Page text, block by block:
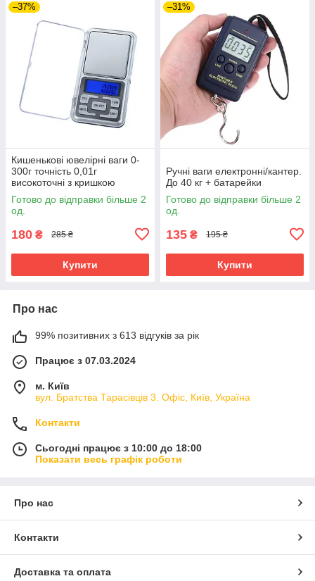
–37%
Кишенькові ювелірні ваги 0-
300г точність 0,01г
високоточні з кришкою
Готово до відправки більше 2
од.
180 ₴ 285 ₴
Купити
–31%
Ручні ваги електронні/кантер.
До 40 кг + батарейки
Готово до відправки більше 2
од.
135 ₴ 195 ₴
Купити
Про нас
99% позитивних з 613 відгуків за рік
Працює з 07.03.2024
м. Київ
вул. Братства Тарасівців 3. Офіс, Київ, Україна
Контакти
Сьогодні працює з 10:00 до 18:00
Показати весь графік роботи
Про нас
Контакти
Доставка та оплата